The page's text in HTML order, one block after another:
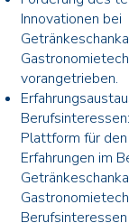
Innovationen bei
vorangetrieben.
Plattform für
Erfahrungen im